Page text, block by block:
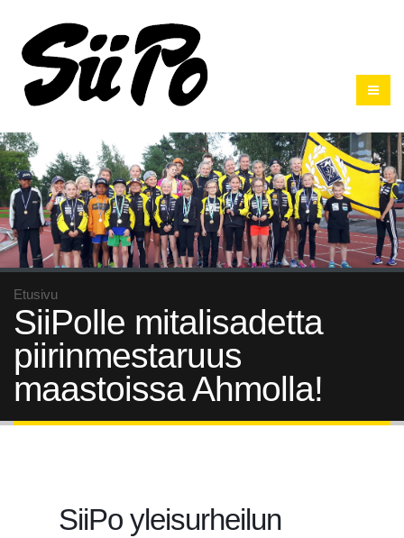
Etusivu
SiiPolle mitalisadetta
piirinmestaruus
maastoissa Ahmolla!
SiiPo yleisurheilun